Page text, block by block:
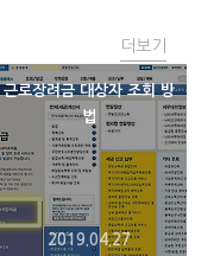
근로장려금 대상자 조회 방
법
2019.04.27
더보기